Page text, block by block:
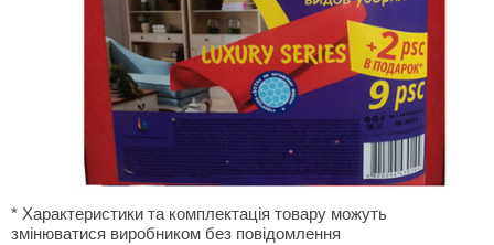
* Характеристики та комплектація товару можуть
змінюватися виробником без повідомлення